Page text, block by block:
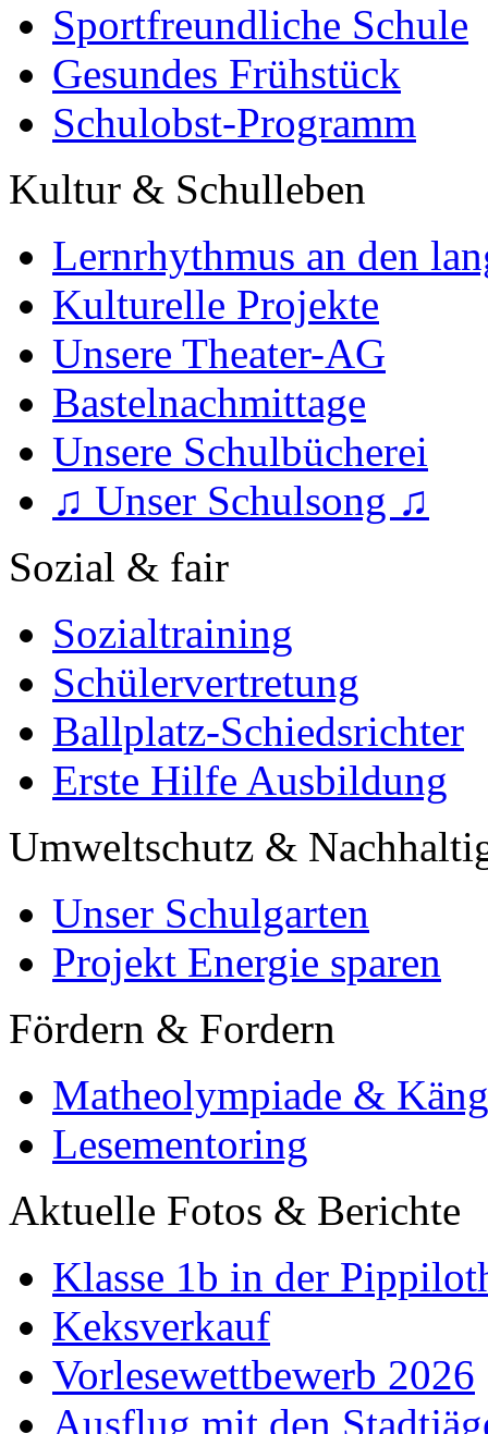
Sportfreundliche Schule
Gesundes Frühstück
Schulobst-Programm
Kultur & Schulleben
Lernrhythmus an den
Kulturelle Projekte
Unsere Theater-AG
Bastelnachmittage
Unsere Schulbücherei
♫ Unser Schulsong ♫
Sozial & fair
Sozialtraining
Schülervertretung
Ballplatz-Schiedsrichter
Erste Hilfe Ausbildung
Umweltschutz &
Unser Schulgarten
Projekt Energie sparen
Fördern & Fordern
Matheolympiade &
Lesementoring
Aktuelle Fotos & Berichte
Klasse 1b in der
Keksverkauf
Vorlesewettbewerb 2026
Ausflug mit den